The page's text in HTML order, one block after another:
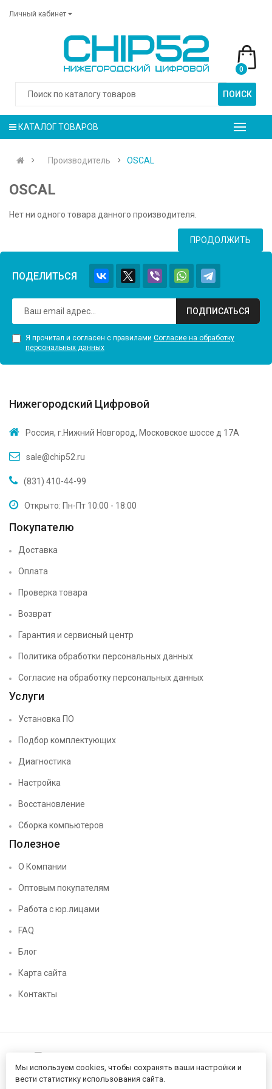
Личный кабинет
ПОИСК
0
КАТАЛОГ ТОВАРОВ
Производитель OSCAL
OSCAL
Нет ни одного товара данного производителя.
ПРОДОЛЖИТЬ
ПОДЕЛИТЬСЯ
ПОДПИСАТЬСЯ
Я прочитал и согласен с правилами Согласие на обработку
персональных данных
Нижегородский Цифровой
Россия, г.Нижний Новгород, Московское шоссе д 17А
sale@chip52.ru
(831) 410-44-99
Открыто: Пн-Пт 10:00 - 18:00
Покупателю
Доставка
Оплата
Проверка товара
Возврат
Гарантия и сервисный центр
Политика обработки персональных данных
Согласие на обработку персональных данных
Услуги
Установка ПО
Подбор комплектующих
Диагностика
Настройка
Восстановление
Сборка компьютеров
Полезное
О Компании
Оптовым покупателям
Работа с юр.лицами
FAQ
Блог
Карта сайта
Контакты
Мы используем cookies, чтобы сохранять ваши настройки и
вести статистику использования сайта.